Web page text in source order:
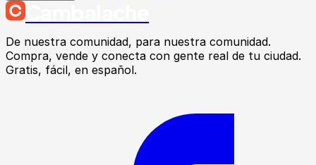
De nuestra comunidad, para nuestra comunidad.
Compra, vende y conecta con gente real de tu ciudad.
Gratis, fácil, en español.